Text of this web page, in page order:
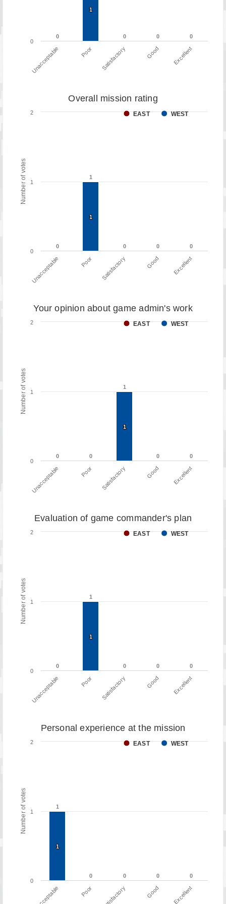
0
0 0
0 0
0 0
0
1
1
Unacceptable Poor Satisfactory Good Excellent
0
Number of votes
Overall mission rating
0
0
1
1
0
0 0
0 0
0
1
1
EAST WEST
Unacceptable Poor Satisfactory Good Excellent
0
1
2
Number of votes
Your opinion about game admin's work
0
0 0
0
1
1
0
0 0
0
1
1
EAST WEST
Unacceptable Poor Satisfactory Good Excellent
0
1
2
Number of votes
Evaluation of game commander's plan
0
0
1
1
0
0 0
0 0
0
1
1
EAST WEST
Unacceptable Poor Satisfactory Good Excellent
0
1
2
Number of votes
Personal experience at the mission
1
1
0
0 0
0 0
0 0
0
1
1
EAST WEST
Poor Satisfactory Good Excellent
0
1
2